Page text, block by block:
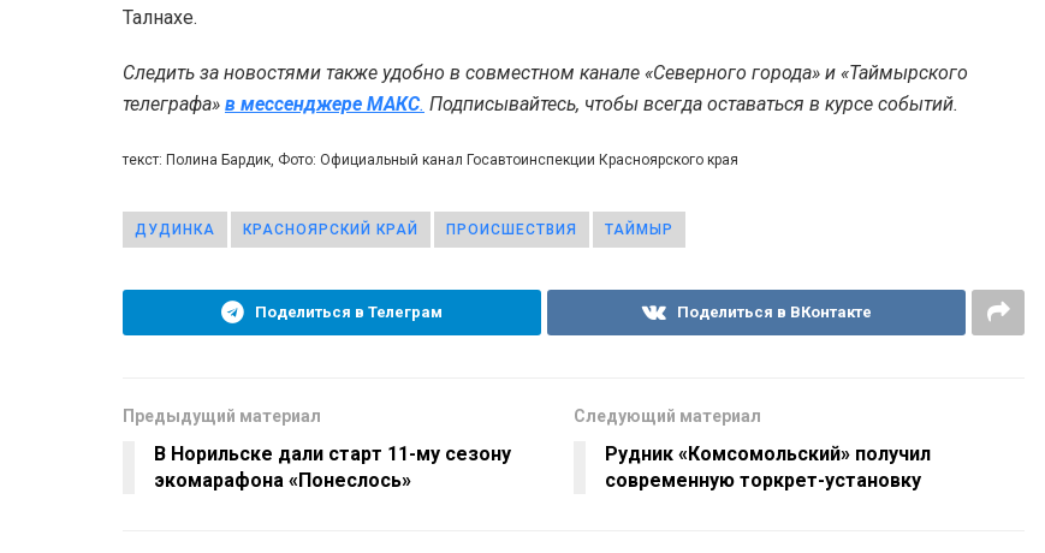
Талнахе.
Следить за новостями также удобно в совместном канале «Северного города» и «Таймырского
телеграфа» в мессенджере MAКС. Подписывайтесь, чтобы всегда оставаться в курсе событий.
текст: Полина Бардик, Фото: Официальный канал Госавтоинспекции Красноярского края
ДУДИНКА КРАСНОЯРСКИЙ КРАЙ ПРОИСШЕСТВИЯ ТАЙМЫР
Поделиться в Телеграм Поделиться в ВКонтакте
Предыдущий материал
В Норильске дали старт 11-му сезону
экомарафона «Понеслось»
Следующий материал
Рудник «Комсомольский» получил
современную торкрет-установку